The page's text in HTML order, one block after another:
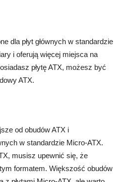
dla płyt głównych w standardzie
i oferują więcej miejsca na
płytę ATX, możesz być
ATX.
od obudów ATX i
w standardzie Micro-ATX.
musisz upewnić się, że
formatem. Większość obudów